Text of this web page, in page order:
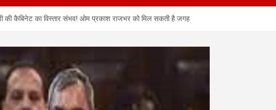
की कैबिनेट का विस्तार संभव! ओम प्रकाश राजभर को मिल सकती है जगह